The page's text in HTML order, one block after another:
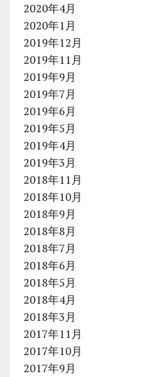
2020年4月
2020年1月
2019年12月
2019年11月
2019年9月
2019年7月
2019年6月
2019年5月
2019年4月
2019年3月
2018年11月
2018年10月
2018年9月
2018年8月
2018年7月
2018年6月
2018年5月
2018年4月
2018年3月
2017年11月
2017年10月
2017年9月